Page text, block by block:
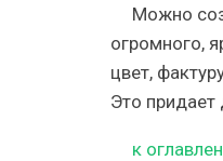
Можно
огромного,
цвет,
Это придает
к